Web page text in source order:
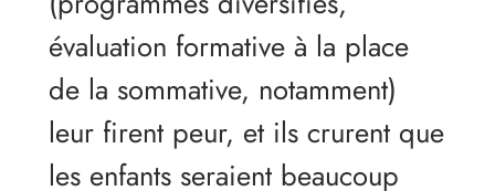
évaluation formative à la place
de la sommative, notamment)
leur firent peur, et ils crurent que
les enfants seraient beaucoup